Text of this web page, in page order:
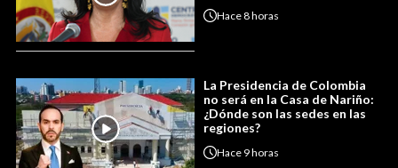
Hace8 horas
La Presidencia de Colombia
no será en la Casa de Nariño:
¿Dónde son las sedes en las
regiones?
Hace 9 horas